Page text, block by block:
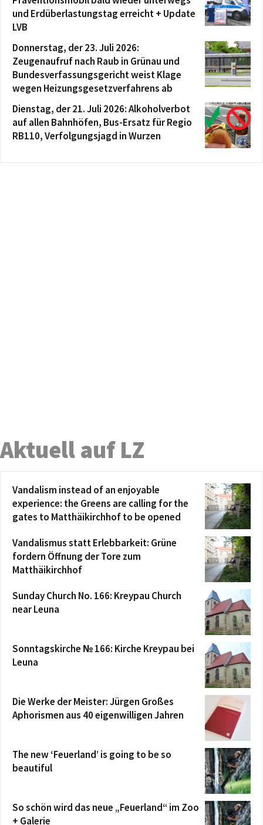
und Erdüberlastungstag erreicht + Update
LVB
Donnerstag, der 23. Juli 2026:
Zeugenaufruf nach Raub in Grünau und
Bundesverfassungsgericht weist Klage
wegen Heizungsgesetzverfahrens ab
Dienstag, der 21. Juli 2026: Alkoholverbot
auf allen Bahnhöfen, Bus-Ersatz für Regio
RB110, Verfolgungsjagd in Wurzen
Aktuell auf LZ
Vandalism instead of an enjoyable
experience: the Greens are calling for the
gates to Matthäikirchhof to be opened
Vandalismus statt Erlebbarkeit: Grüne
fordern Öffnung der Tore zum
Matthäikirchhof
Sunday Church No. 166: Kreypau Church
near Leuna
Sonntagskirche № 166: Kirche Kreypau bei
Leuna
Die Werke der Meister: Jürgen Großes
Aphorismen aus 40 eigenwilligen Jahren
The new ‘Feuerland’ is going to be so
beautiful
So schön wird das neue „Feuerland“ im Zoo
+ Galerie